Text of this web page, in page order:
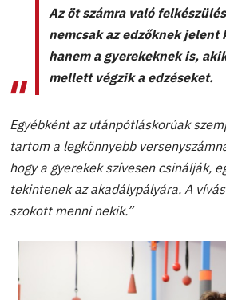
Az öt számra való
nemcsak az edzőknek
hanem a gyerekeknek is,
mellett végzik a edzéseket.
Egyébként az utánpótláskorúak
tartom a legkönnyebb
hogy a gyerekek szívesen csinálják,
tekintenek az akadálypályára. A
szokott menni nekik.”